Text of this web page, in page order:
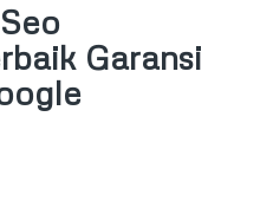
Garansi